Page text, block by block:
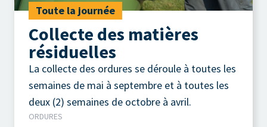
Toute la journée
Collecte des matières
résiduelles
La collecte des ordures se déroule à toutes les
semaines de mai à septembre et à toutes les
deux (2) semaines de octobre à avril.
ORDURES